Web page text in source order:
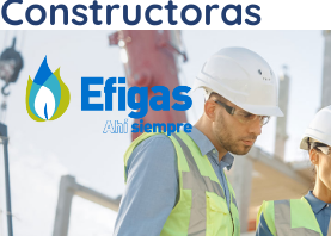
Constructoras